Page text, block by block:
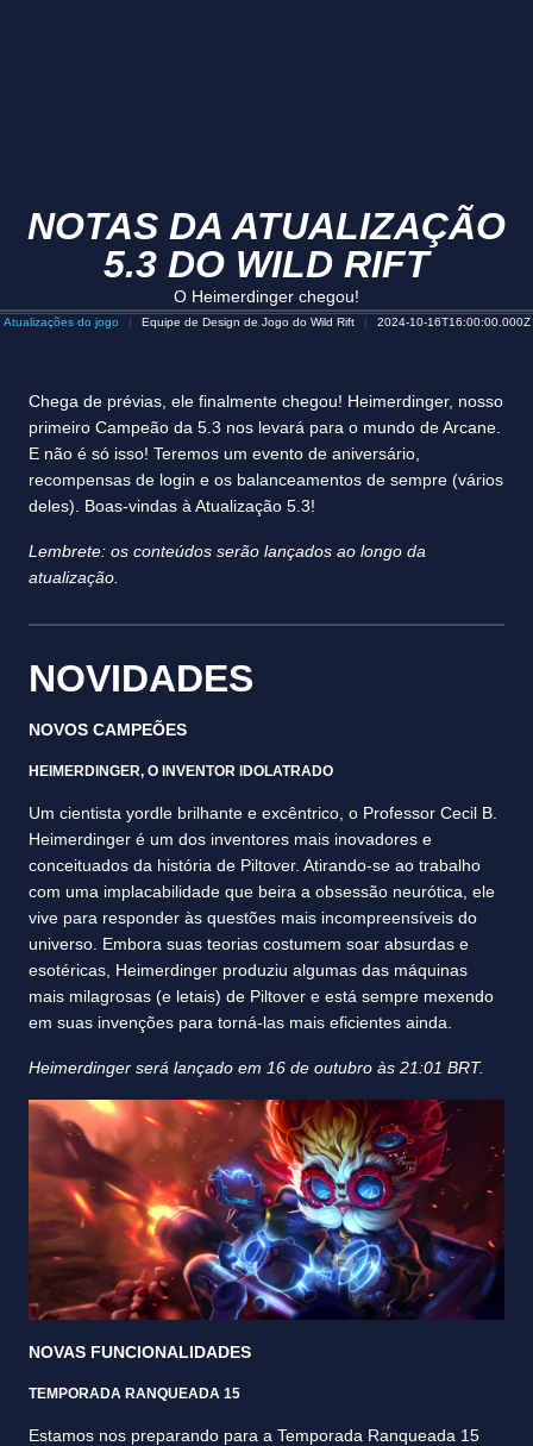
NOTAS DA ATUALIZAÇÃO
5.3 DO WILD RIFT
O Heimerdinger chegou!
Atualizações do jogo Equipe de Design de Jogo do Wild Rift 2024-10-16T16:00:00.000Z
Chega de prévias, ele finalmente chegou! Heimerdinger, nosso
primeiro Campeão da 5.3 nos levará para o mundo de Arcane.
E não é só isso! Teremos um evento de aniversário,
recompensas de login e os balanceamentos de sempre (vários
deles). Boas-vindas à Atualização 5.3!
Lembrete: os conteúdos serão lançados ao longo da
atualização.
NOVIDADES
NOVOS CAMPEÕES
HEIMERDINGER, O INVENTOR IDOLATRADO
Um cientista yordle brilhante e excêntrico, o Professor Cecil B.
Heimerdinger é um dos inventores mais inovadores e
conceituados da história de Piltover. Atirando-se ao trabalho
com uma implacabilidade que beira a obsessão neurótica, ele
vive para responder às questões mais incompreensíveis do
universo. Embora suas teorias costumem soar absurdas e
esotéricas, Heimerdinger produziu algumas das máquinas
mais milagrosas (e letais) de Piltover e está sempre mexendo
em suas invenções para torná-las mais eficientes ainda.
Heimerdinger será lançado em 16 de outubro às 21:01 BRT.
NOVAS FUNCIONALIDADES
TEMPORADA RANQUEADA 15
Estamos nos preparando para a Temporada Ranqueada 15